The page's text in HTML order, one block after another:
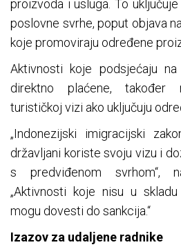
proizvoda i usluga. To
poslovne svrhe, poput objava
koje promoviraju određene
Aktivnosti koje podsjećaju
direktno plaćene, također
turističkoj vizi ako uključuju
„Indonezijski imigracijski
državljani koriste svoju vizu i
s predviđenom svrhom“,
„Aktivnosti koje nisu u
mogu dovesti do sankcija.“
Izazov za udaljene radnike